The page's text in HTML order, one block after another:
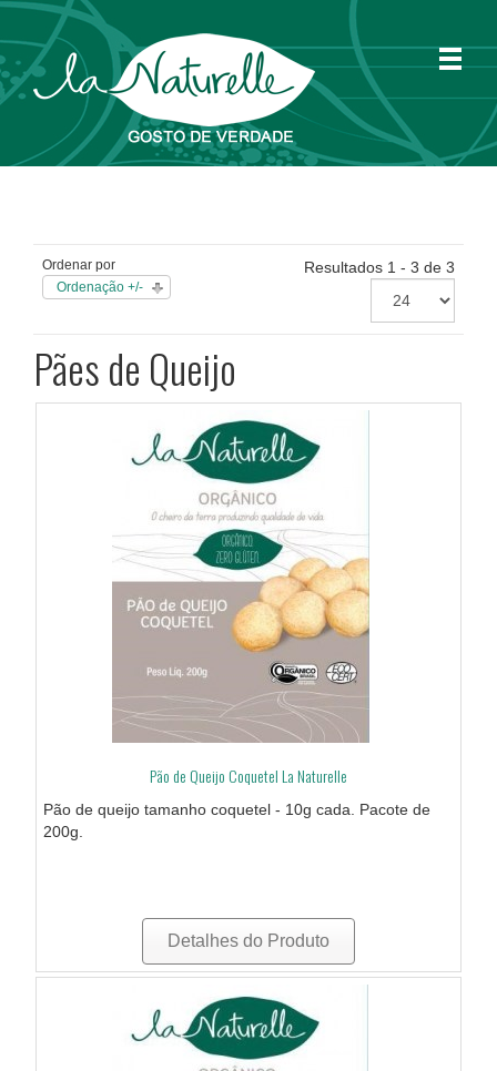
Ordenar por
Ordenação +/-
Resultados 1 - 3 de 3
Pães de Queijo
Pão de Queijo Coquetel La Naturelle
Pão de queijo tamanho coquetel - 10g cada. Pacote de
200g.
Detalhes do Produto